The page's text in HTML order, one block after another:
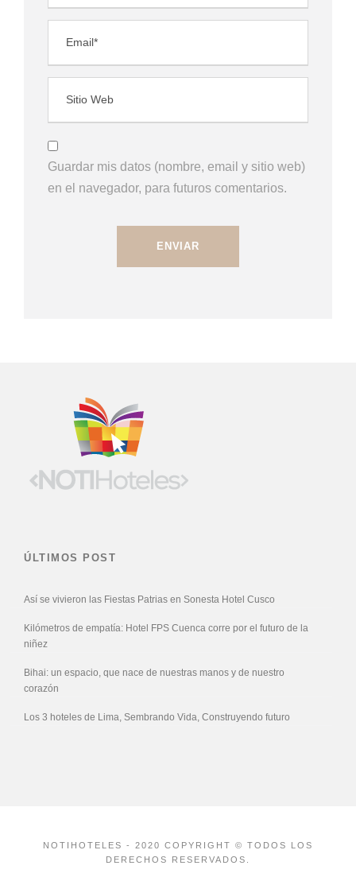
Guardar mis datos (nombre, email y sitio web)
en el navegador, para futuros comentarios.
ÚLTIMOS POST
Así se vivieron las Fiestas Patrias en Sonesta Hotel Cusco
Kilómetros de empatía: Hotel FPS Cuenca corre por el futuro de la
niñez
Bihai: un espacio, que nace de nuestras manos y de nuestro
corazón
Los 3 hoteles de Lima, Sembrando Vida, Construyendo futuro
NOTIHOTELES - 2020 COPYRIGHT © TODOS LOS
DERECHOS RESERVADOS.